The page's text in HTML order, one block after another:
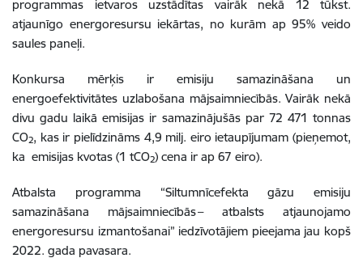
programmas ietvaros uzstādītas vairāk nekā 12 tūkst.
atjaunīgo energoresursu iekārtas, no kurām ap 95% veido
saules paneļi.
Konkursa mērķis ir emisiju samazināšana un
energoefektivitātes uzlabošana mājsaimniecībās. Vairāk nekā
divu gadu laikā emisijas ir samazinājušās par 72 471 tonnas
CO2, kas ir pielīdzināms 4,9 milj. eiro ietaupījumam (pieņemot,
ka emisijas kvotas (1 tCO2) cena ir ap 67 eiro).
Atbalsta programma “Siltumnīcefekta gāzu emisiju
samazināšana mājsaimniecībās – atbalsts atjaunojamo
energoresursu izmantošanai” iedzīvotājiem pieejama jau kopš
2022. gada pavasara.